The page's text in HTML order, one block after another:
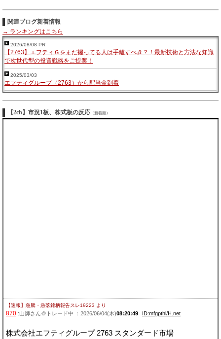
関連ブログ新着情報
→ ランキングはこちら
2026/08/08 PR
【2763】エフティＧをまだ握ってる人は手離すべき？！最新技術と方法な知識
で次世代型の投資戦略をご提案！
2025/03/03
エフティグループ（2763）から配当金到着
【2ch】市況1板、株式板の反応 （新着順）
【速報】急騰・急落銘柄報告スレ19223 より
870 :山師さん＠トレード中 ：2026/06/04(木)08:20:49 ID:mfgpthl/H.net
株式会社エフティグループ 2763 スタンダード市場